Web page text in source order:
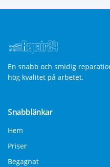
En snabb och smidig
hög kvalitet på arbetet.
Snabblänkar
Hem
Priser
Begagnat